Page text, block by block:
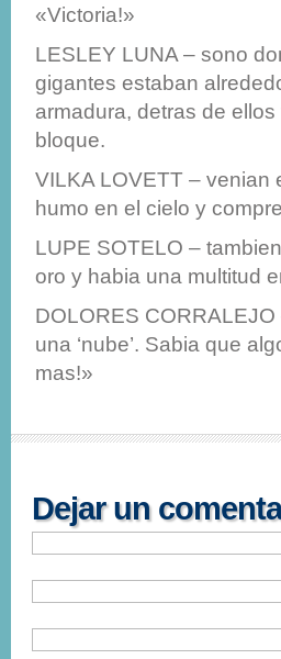
«Victoria!»
LESLEY LUNA – sono
gigantes estaban
armadura, detras de
bloque.
VILKA LOVETT – venian
humo en el cielo y
LUPE SOTELO –
oro y habia una multitud
DOLORES
una ‘nube’. Sabia que
mas!»
Dejar un